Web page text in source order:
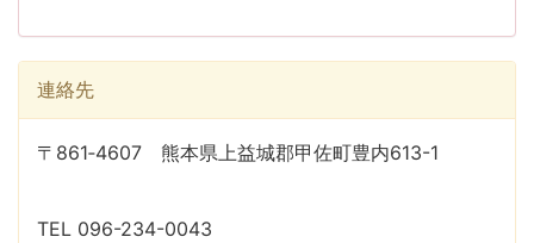
連絡先
〒861‐4607 熊本県上益城郡甲佐町豊内613-1
TEL 096-234-0043